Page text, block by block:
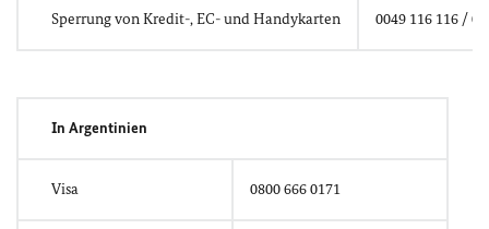
Sperrung von Kredit-, EC- und Handykarten 0049 116 116 /
In Argentinien
Visa 0800 666 0171